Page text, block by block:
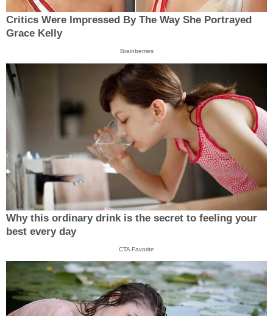
Critics Were Impressed By The Way She Portrayed
Grace Kelly
Brainberries
Why this ordinary drink is the secret to feeling your
best every day
CTA Favorite